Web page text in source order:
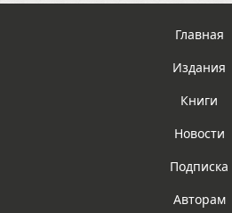
Главная
Издания
Книги
Новости
Подписка
Авторам